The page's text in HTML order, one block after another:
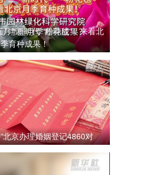
月”“新时代”“粉花毯”，来看北
育种成果！
北京办理婚姻登记4860对